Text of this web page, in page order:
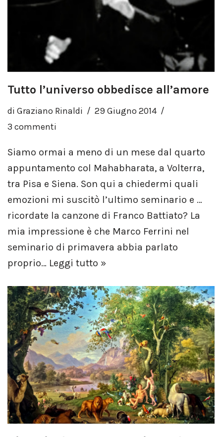
Tutto l’universo obbedisce all’amore
di Graziano Rinaldi
29 Giugno 2014
3 commenti
Siamo ormai a meno di un mese dal quarto
appuntamento col Mahabharata, a Volterra,
tra Pisa e Siena. Son qui a chiedermi quali
emozioni mi suscitò l’ultimo seminario e …
ricordate la canzone di Franco Battiato? La
mia impressione è che Marco Ferrini nel
seminario di primavera abbia parlato
proprio… Leggi tutto »